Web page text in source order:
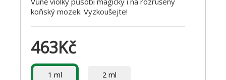
koňský mozek. Vyzkoušejte!
463Kč
1 ml 2 ml